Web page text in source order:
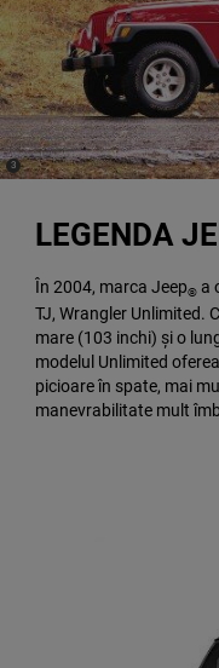
LEGENDA
În 2004, marca Jeep® a
TJ, Wrangler Unlimited.
mare (103 inchi) și o
modelul Unlimited
picioare în spate, mai
manevrabilitate mult
(
Disclosure
3)